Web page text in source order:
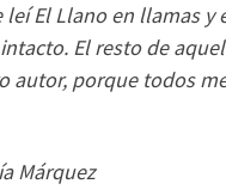
leí El Llano en llamas y
El resto de
autor, porque todos
Márquez